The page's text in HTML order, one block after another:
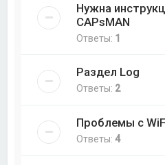
Нужна
CAPsMAN
Ответы: 1
Раздел Log
Ответы: 2
Проблемы с
Ответы:4